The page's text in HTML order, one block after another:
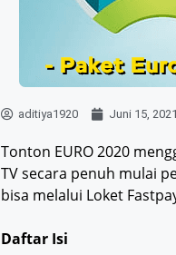
aditiya1920 Juni 15, 2021
Tonton EURO 2020
TV secara penuh mulai
bisa melalui Loket
Daftar Isi